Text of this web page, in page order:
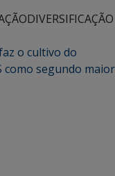
DIVERSIFICAÇÃO
o cultivo do
como segundo maior